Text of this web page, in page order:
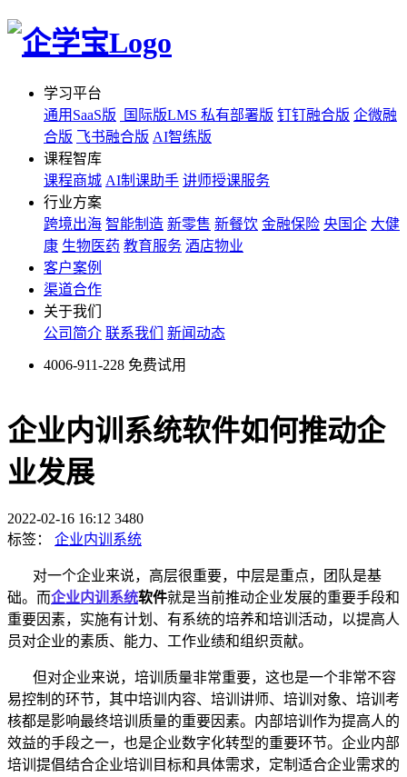
学习平台
通用SaaS版
国际版LMS 私有部署版 钉钉融合版 企微融
合版 飞书融合版 AI智练版
课程智库
课程商城 AI制课助手 讲师授课服务
行业方案
跨境出海 智能制造 新零售 新餐饮 金融保险 央国企 大健
康 生物医药 教育服务 酒店物业
客户案例
渠道合作
关于我们
公司简介 联系我们 新闻动态
4006-911-228 免费试用
企业内训系统软件如何推动企
业发展
2022-02-16 16:12 3480
标签：
企业内训系统
对一个企业来说，高层很重要，中层是重点，团队是基
础。而企业内训系统软件就是当前推动企业发展的重要手段和
重要因素，实施有计划、有系统的培养和培训活动，以提高人
员对企业的素质、能力、工作业绩和组织贡献。
但对企业来说，培训质量非常重要，这也是一个非常不容
易控制的环节，其中培训内容、培训讲师、培训对象、培训考
核都是影响最终培训质量的重要因素。内部培训作为提高人的
效益的手段之一，也是企业数字化转型的重要环节。企业内部
培训提倡结合企业培训目标和具体需求，定制适合企业需求的